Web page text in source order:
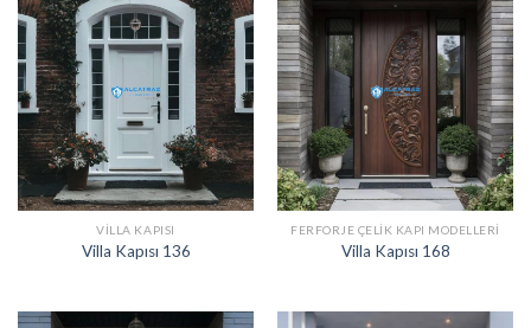
VILLA KAPISI
Villa Kapısı 136
FERFORJE ÇELIK KAPI MODELLERI
Villa Kapısı 168